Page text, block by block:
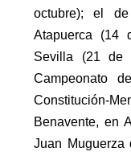
octubre); el
Atapuerca (14
Sevilla (21 de
Campeonato
Constitución-
Benavente, en
Juan